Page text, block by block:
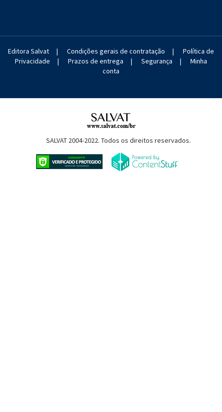
Editora Salvat | Condições gerais de contratação | Política de
Privacidade | Prazos de entrega | Segurança | Minha
conta
SALVAT 2004-2022. Todos os direitos reservados.